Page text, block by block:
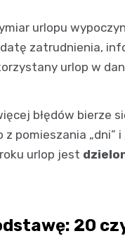
urlopu
zatrudnienia,
urlop w
błędów bierze
pomieszania „dni”
urlop jest
20